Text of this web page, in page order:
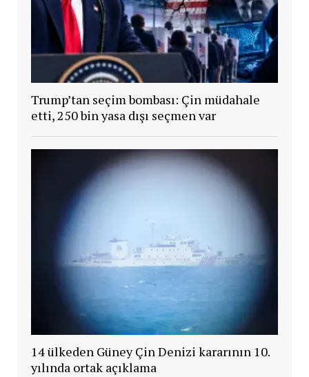
Trump’tan seçim bombası: Çin müdahale
etti, 250 bin yasa dışı seçmen var
14 ülkeden Güney Çin Denizi kararının 10.
yılında ortak açıklama